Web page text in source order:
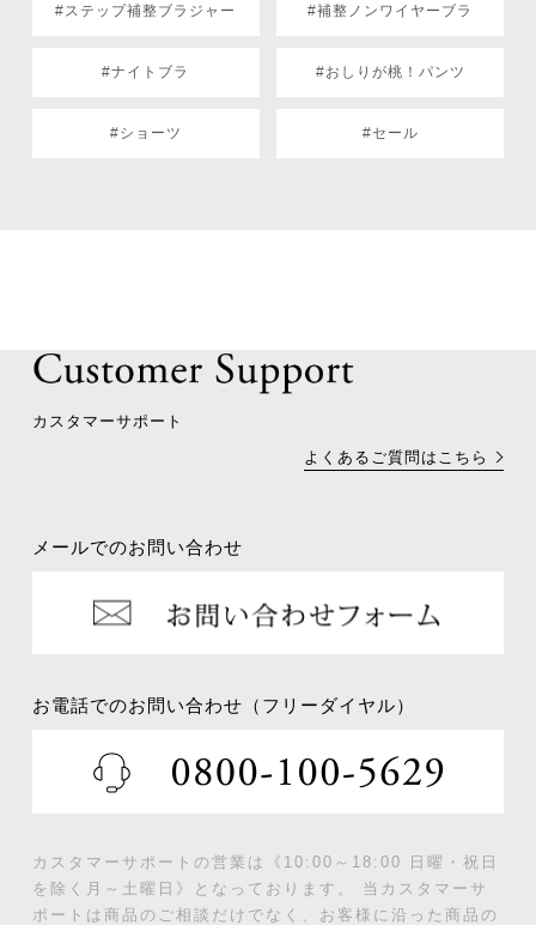
#ステップ補整ブラジャー #補整ノンワイヤーブラ
#ナイトブラ #おしりが桃！パンツ
#ショーツ #セール
カスタマーサポート
よくあるご質問はこちら
メールでのお問い合わせ
お電話でのお問い合わせ（フリーダイヤル）
カスタマーサポートの営業は《10:00～18:00 日曜・祝日
を除く月～土曜日》となっております。
当カスタマーサ
ポートは商品のご相談だけでなく、お客様に沿った商品の